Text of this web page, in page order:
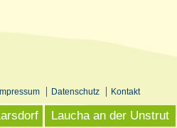
Impressum Datenschutz Kontakt
Laucha an der Unstrut